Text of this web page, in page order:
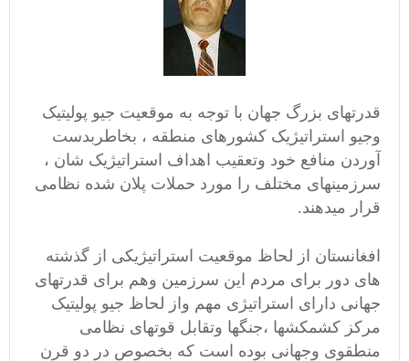
قدرتهای بزرگ جهان با توجه به موقعیت جیو پولیتیک
وجیو استراتیژیک کشورهای منطقه ، بخاطربدست
آوردن منافع خود وتعقیب اهداف استراتیژیک شان ،
سرزمینهای مختلف را مورد حملات پلان شده نظامی
قرار میدهند.
افغانستان از لحاظ موقعیت استراتیژیکی از گذشته
های دور برای مردم این سرزمین وهم برای قدرتهای
جهانی دارای استراتیژی مهم واز لحاظ جیو پولیتیک
مرکز کشمکشها ،جنگها وتقابل قوتهای نظامی
منطقوی وجهانی بوده است که بخصوص در دو قرن